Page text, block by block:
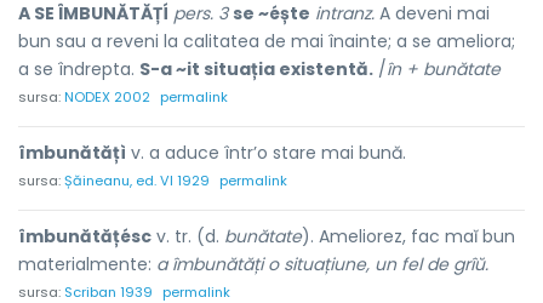
A SE ÎMBUNĂTĂȚÍ pers. 3 se ~éște intranz. A deveni mai
bun sau a reveni la calitatea de mai înainte; a se ameliora;
a se îndrepta. S-a ~it situația existentă. /în + bunătate
sursa:NODEX 2002 permalink
îmbunătățì v. a aduce într’o stare mai bună.
sursa:Șăineanu, ed. VI 1929 permalink
îmbunătățésc v. tr. (d. bunătate). Ameliorez, fac maĭ bun
materialmente: a îmbunătăți o situațiune, un fel de grîŭ.
sursa: Scriban 1939 permalink